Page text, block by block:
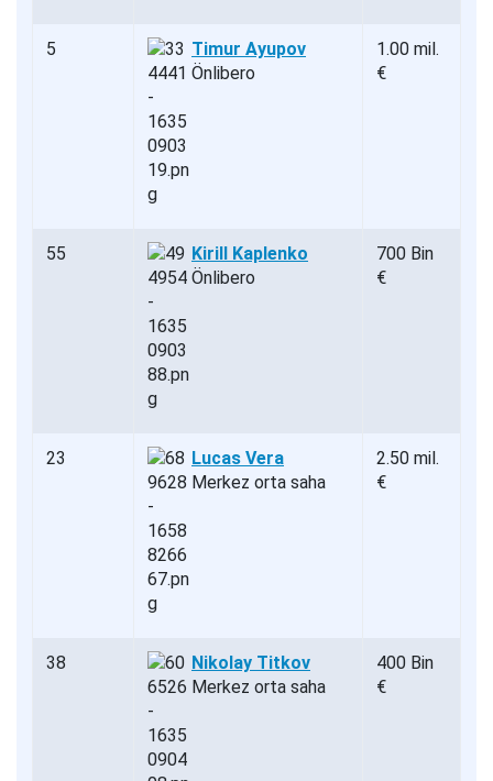
5
Timur Ayupov
Önlibero
1.00 mil.
€
55
Kirill Kaplenko
Önlibero
700 Bin
€
23
Lucas Vera
Merkez orta saha
2.50 mil.
€
38
Nikolay Titkov
Merkez orta saha
400 Bin
€